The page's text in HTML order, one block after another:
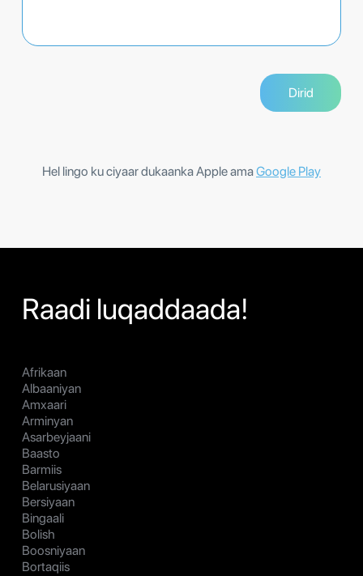
Hel lingo ku ciyaar dukaanka Apple amaGoogle Play
Raadi luqaddaada!
Afrikaan
Albaaniyan
Amxaari
Arminyan
Asarbeyjaani
Baasto
Barmiis
Belarusiyaan
Bersiyaan
Bingaali
Bolish
Boosniyaan
Bortaqiis